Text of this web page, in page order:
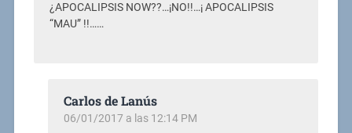
¿APOCALIPSIS NOW??…¡NO!!…¡ APOCALIPSIS
“MAU” !!……
Carlos de Lanús
06/01/2017 a las 12:14 PM